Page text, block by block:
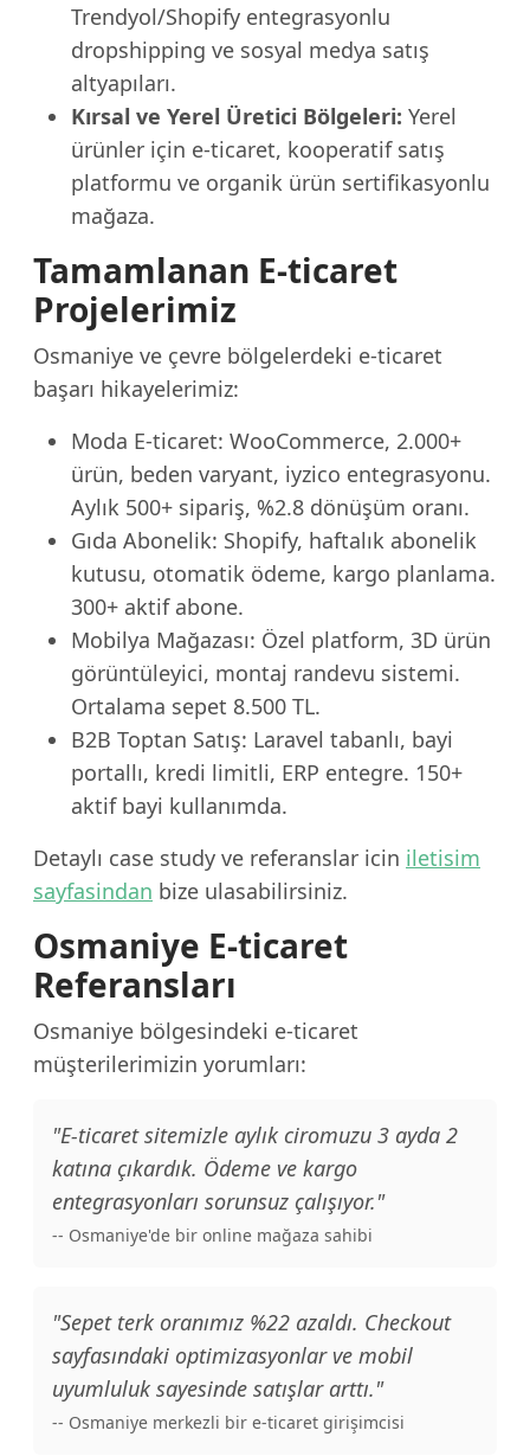
Trendyol/Shopify entegrasyonlu
dropshipping ve sosyal medya satış
altyapıları.
Kırsal ve Yerel Üretici Bölgeleri: Yerel
ürünler için e-ticaret, kooperatif satış
platformu ve organik ürün sertifikasyonlu
mağaza.
Tamamlanan E-ticaret
Projelerimiz
Osmaniye ve çevre bölgelerdeki e-ticaret
başarı hikayelerimiz:
Moda E-ticaret: WooCommerce, 2.000+
ürün, beden varyant, iyzico entegrasyonu.
Aylık 500+ sipariş, %2.8 dönüşüm oranı.
Gıda Abonelik: Shopify, haftalık abonelik
kutusu, otomatik ödeme, kargo planlama.
300+ aktif abone.
Mobilya Mağazası: Özel platform, 3D ürün
görüntüleyici, montaj randevu sistemi.
Ortalama sepet 8.500 TL.
B2B Toptan Satış: Laravel tabanlı, bayi
portallı, kredi limitli, ERP entegre. 150+
aktif bayi kullanımda.
Detaylı case study ve referanslar icin iletisim
sayfasindan bize ulasabilirsiniz.
Osmaniye E-ticaret
Referansları
Osmaniye bölgesindeki e-ticaret
müşterilerimizin yorumları:
"E-ticaret sitemizle aylık ciromuzu 3 ayda 2
katına çıkardık. Ödeme ve kargo
entegrasyonları sorunsuz çalışıyor."
-- Osmaniye'de bir online mağaza sahibi
"Sepet terk oranımız %22 azaldı. Checkout
sayfasındaki optimizasyonlar ve mobil
uyumluluk sayesinde satışlar arttı."
-- Osmaniye merkezli bir e-ticaret girişimcisi